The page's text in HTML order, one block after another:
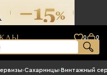
0 0
›Сахарницы›Винтажный